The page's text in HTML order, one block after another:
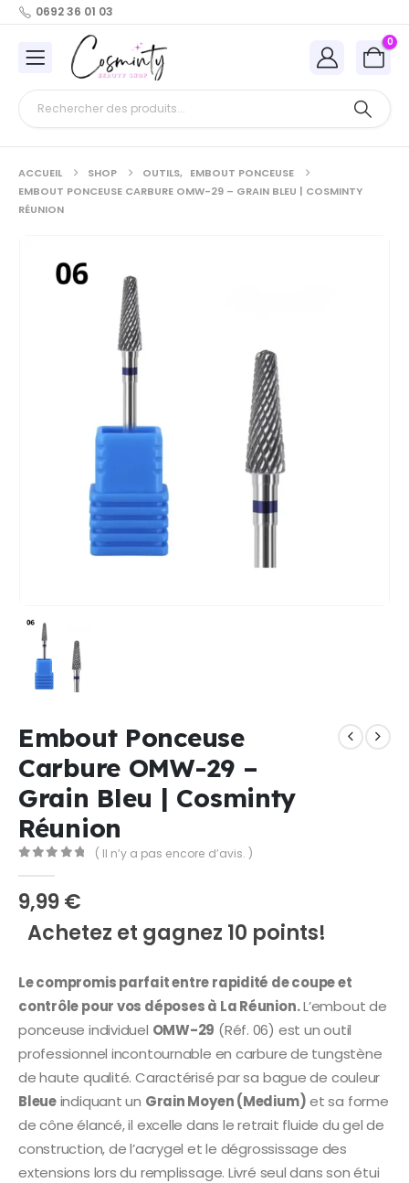
0692 36 01 03
0
ACCUEIL SHOP OUTILS, EMBOUT PONCEUSE
EMBOUT PONCEUSE CARBURE OMW-29 – GRAIN BLEU | COSMINTY
RÉUNION
Embout Ponceuse
Carbure OMW-29 –
Grain Bleu | Cosminty
Réunion
( Il n’y a pas encore d’avis. )
9,99€
Achetez et gagnez 10 points!
Le compromis parfait entre rapidité de coupe et
contrôle pour vos déposes à La Réunion.L’embout de
ponceuse individuel OMW-29 (Réf. 06) est un outil
professionnel incontournable en carbure de tungstène
de haute qualité. Caractérisé par sa bague de couleur
Bleueindiquant un Grain Moyen (Medium)et sa forme
de cône élancé, il excelle dans le retrait fluide du gel de
construction, de l’acrygel et le dégrossissage des
extensions lors du remplissage. Livré seul dans son étui